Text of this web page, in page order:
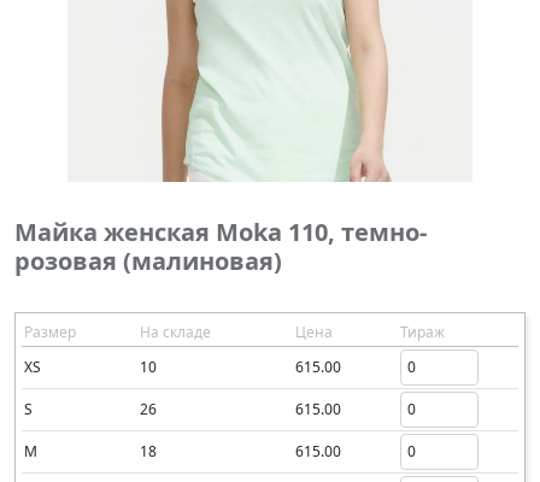
Майка женская Moka 110, темно-
розовая (малиновая)
Размер На складе Цена
Тираж
XS
10 615.00
S 26 615.00
M 18 615.00